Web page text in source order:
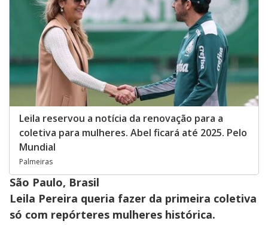
Leila reservou a notícia da renovação para a
coletiva para mulheres. Abel ficará até 2025. Pelo
Mundial
Palmeiras
São Paulo, Brasil
Leila Pereira queria fazer da primeira coletiva
só com repórteres mulheres histórica.